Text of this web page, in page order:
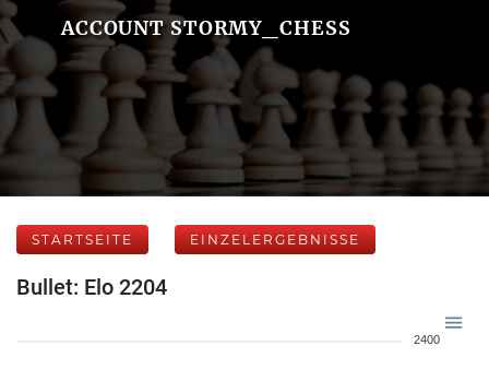
ACCOUNT STORMY_CHESS
STARTSEITE EINZELERGEBNISSE
Bullet: Elo 2204
2400